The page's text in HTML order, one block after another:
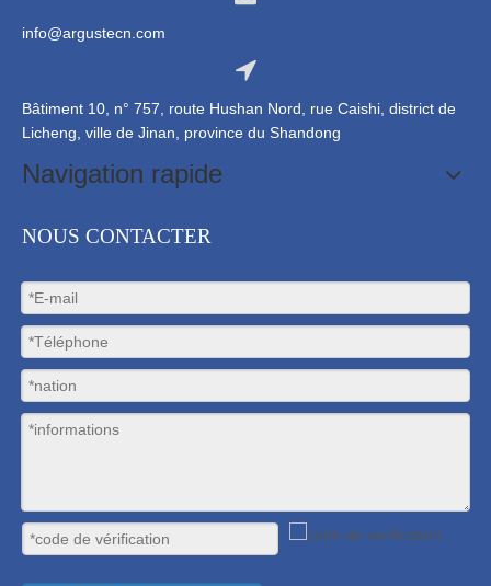
info@argustecn.com
Bâtiment 10, n° 757, route Hushan Nord, rue Caishi, district de
Licheng, ville de Jinan, province du Shandong
Navigation rapide
NOUS CONTACTER